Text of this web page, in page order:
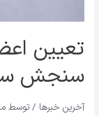
تعیین
سنجش
آخرین خبرها / توسط